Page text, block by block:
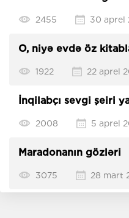
2455 30 aprel
O, niyə evdə öz
1922 22 aprel
İnqilabçı sevgi şeiri
2008 5 aprel
Maradonanın gözləri
3075 28 mart